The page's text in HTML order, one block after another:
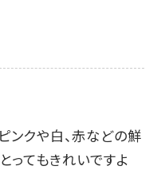
ンクや白、赤などの鮮
ってもきれいですよ